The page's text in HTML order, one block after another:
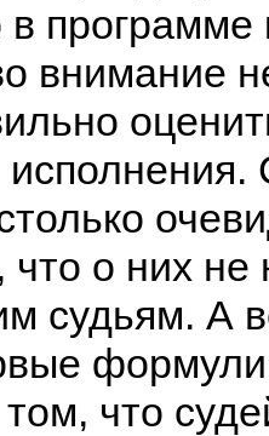
в программе
внимание
что о них
судьям. А
что